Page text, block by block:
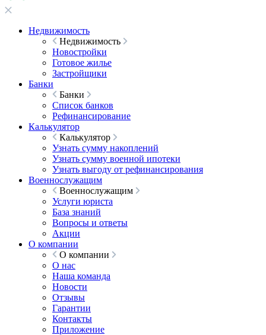
Недвижимость
Недвижимость
Новостройки
Готовое жилье
Застройщики
Банки
Банки
Список банков
Рефинансирование
Калькулятор
Калькулятор
Узнать сумму накоплений
Узнать сумму военной ипотеки
Узнать выгоду от рефинансирования
Военнослужащим
Военнослужащим
Услуги юриста
База знаний
Вопросы и ответы
Акции
О компании
О компании
О нас
Наша команда
Новости
Отзывы
Гарантии
Контакты
Приложение